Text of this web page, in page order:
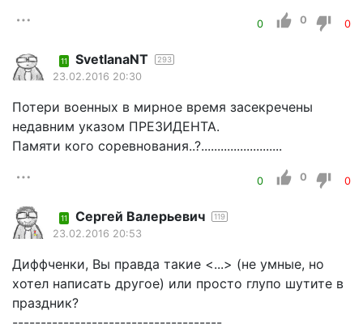
0 0 0
11 SvetlanaNT 293
23.02.2016 20:30
Потери военных в мирное время засекречены
недавним указом ПРЕЗИДЕНТА.
Памяти кого соревнования..?.........................
0 0 0
11 Сергей Валерьевич 119
23.02.2016 20:53
Диффченки, Вы правда такие <...> (не умные, но
хотел написать другое) или просто глупо шутите в
праздник?
-------------------------------------